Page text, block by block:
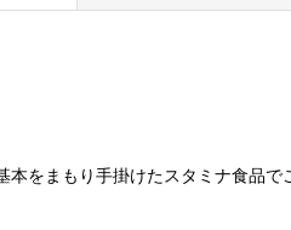
絞り込む
をまもり手掛けたスタミナ食品